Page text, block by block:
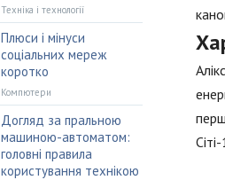
Техніка і технології
Плюси і мінуси
соціальних мереж
коротко
Компютери
Догляд за пральною
машиною-автоматом:
головні правила
користування технікою